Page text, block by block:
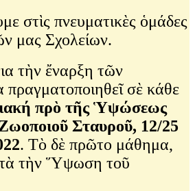
στὶς πνευματικὲς ὁμάδες
μας Σχολείων.
τὴν ἔναρξη τῶν
σὲ κάθε
πρὸ τῆς Ὑψώσεως
Σταυροῦ, 12/25
. Τὸ δὲ πρῶτο μάθημα,
τὴν Ὕψωση τοῦ